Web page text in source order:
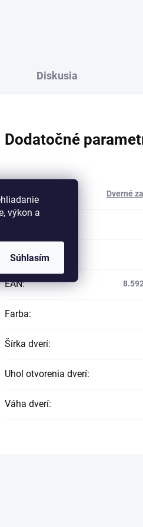
výkon a
Súhlasím
Diskusia
Dodatočné
Kategória Dverné
Hmotnosť:
EAN:
Farba:
Šírka dverí:
Uhol otvorenia dverí:
Váha dverí: